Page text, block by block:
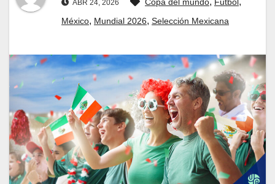
ABR 24, 2026 Copa del mundo Futbol
México, Mundial 2026, Selección Mexicana